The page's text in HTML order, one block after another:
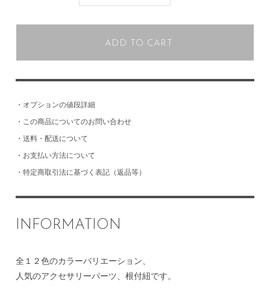
ADD TO CART
・ オプションの値段詳細
・ この商品についてのお問い合わせ
・ 送料・配送について
・ お支払い方法について
・ 特定商取引法に基づく表記（返品等）
INFORMATION
全１２色のカラーバリエーション、
人気のアクセサリーパーツ、根付紐です。